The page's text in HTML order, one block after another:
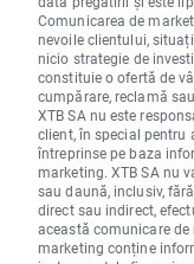
Comunicarea de
nevoile clientului,
nicio strategie de
constituie o ofertă de
cumpărare, reclamă
XTB SA nu este
client, în special pentru
întreprinse pe baza
marketing. XTB SA nu
sau daună, inclusiv,
direct sau indirect,
această comunicare
marketing conține